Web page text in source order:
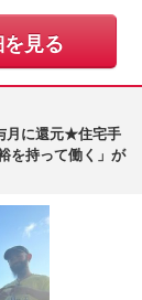
見る
月に還元★住宅手
を持って働く」が